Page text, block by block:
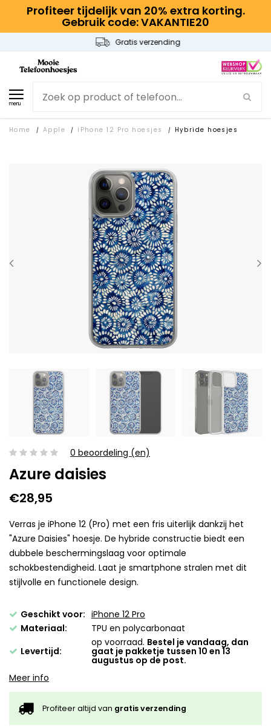
Profiteer tijdelijk van 20% extra korting.
Gebruik code: VAKANTIE20
Gratis verzending
menu
Home / Apple / iPhone 12 Pro hoesjes / Hybride hoesjes
0 beoordeling (en)
Azure daisies
€28,95
Verras je iPhone 12 (Pro) met een fris uiterlijk dankzij het
"Azure Daisies" hoesje. De hybride constructie biedt een
dubbele beschermingslaag voor optimale
schokbestendigheid. Laat je smartphone stralen met dit
stijlvolle en functionele design.
Geschikt voor: iPhone 12 Pro
Materiaal:
TPU en polycarbonaat
Levertijd:
op voorraad. Bestel je vandaag, dan
gaat je pakketje tussen 10 en 13
augustus op de post.
Meer info
Profiteer altijd van gratis verzending